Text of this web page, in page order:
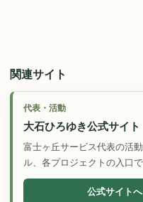
関連サイト
代表・活動
大石ひろゆき公式サイト
富士ヶ丘サービス代表の活
ル、各プロジェクトの入口で
公式サイトへ